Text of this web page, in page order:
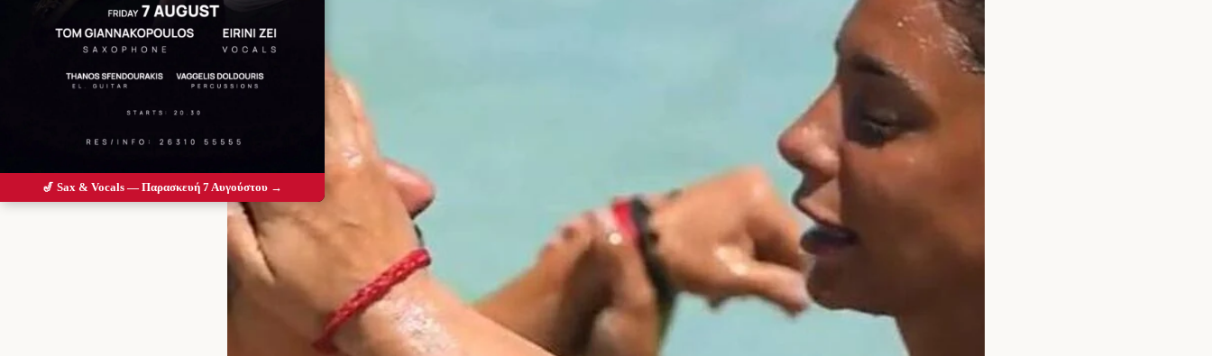
🎷 Sax & Vocals — Παρασκευή 7 Αυγούστου →